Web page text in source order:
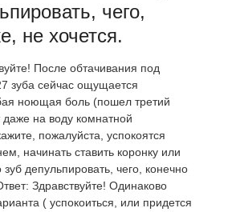
чего,
не хочется.
После обтачивания под
зуба сейчас ощущается
ноющая боль (пошел третий
даже на воду комнатной
пожалуйста, успокоятся
начинать ставить коронку или
депульпировать, чего, конечно
Здравствуйте! Одинаково
( успокоиться, или придется